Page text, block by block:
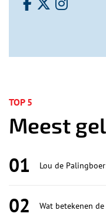
TOP 5
Meest
01 Lou de
02 Wat betekenen